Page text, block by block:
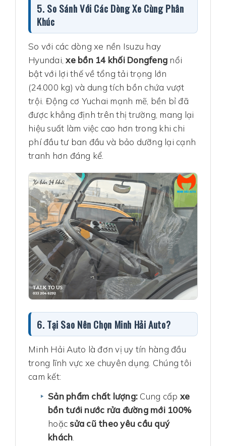
5. So Sánh Với Các Dòng Xe Cùng Phân
Khúc
So với các dòng xe nền Isuzu hay
Hyundai,xe bồn 14 khối Dongfeng nổi
bật với lợi thế về tổng tải trọng lớn
(24.000 kg) và dung tích bồn chứa vượt
trội. Động cơ Yuchai mạnh mẽ, bền bỉ đã
được khẳng định trên thị trường, mang lại
hiệu suất làm việc cao hơn trong khi chi
phí đầu tư ban đầu và bảo dưỡng lại cạnh
tranh hơn đáng kể.
6. Tại Sao Nên Chọn Minh Hải Auto?
Minh Hải Auto là đơn vị uy tín hàng đầu
trong lĩnh vực xe chuyên dụng. Chúng tôi
cam kết:
Sản phẩm chất lượng: Cung cấp xe
bồn tưới nước rửa đường mới 100%
hoặcsửa cũ theo yêu cầu quý
khách